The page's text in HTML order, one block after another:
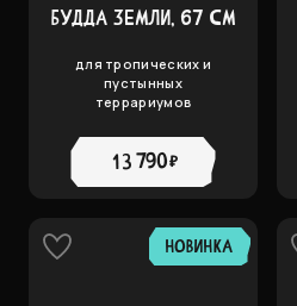
БУДДА ЗЕМЛИ, 67 СМ
для тропических и
пустынных
террариумов
13 790 ₽
НОВИНКА